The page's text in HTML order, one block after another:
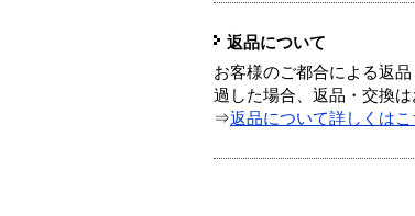
返品について
お客様のご都合による返
過した場合、返品・交換は
⇒返品について詳しくはこ